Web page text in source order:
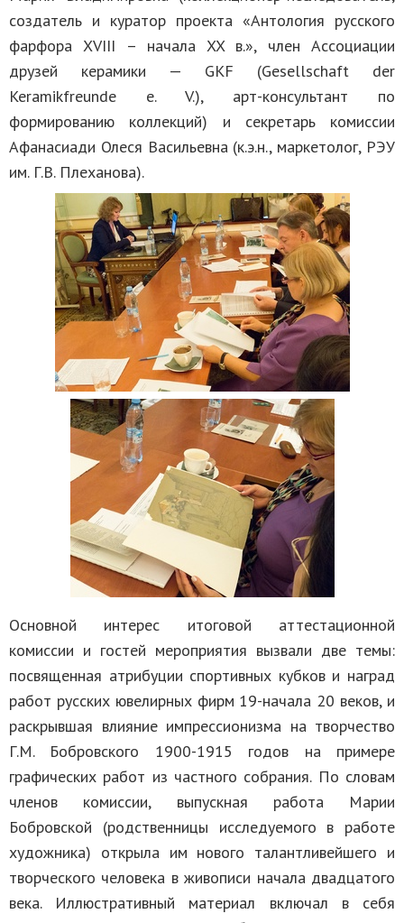
создатель и куратор проекта «Антология русского
фарфора XVIII – начала XX в.», член Ассоциации
друзей керамики — GKF (Gesellschaft der
Keramikfreunde e. V.), арт-консультант по
формированию коллекций) и секретарь комиссии
Афанасиади Олеся Васильевна (к.э.н., маркетолог, РЭУ
им. Г.В. Плеханова).
Основной интерес итоговой аттестационной
комиссии и гостей мероприятия вызвали две темы:
посвященная атрибуции спортивных кубков и наград
работ русских ювелирных фирм 19-начала 20 веков, и
раскрывшая влияние импрессионизма на творчество
Г.М. Бобровского 1900-1915 годов на примере
графических работ из частного собрания. По словам
членов комиссии, выпускная работа Марии
Бобровской (родственницы исследуемого в работе
художника) открыла им нового талантливейшего и
творческого человека в живописи начала двадцатого
века. Иллюстративный материал включал в себя